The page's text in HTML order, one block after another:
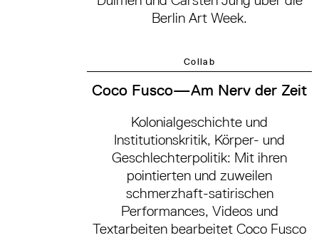
Berlin Art Week.
Collab
Coco Fusco—Am Nerv der Zeit
Kolonialgeschichte und
Institutionskritik, Körper- und
Geschlechterpolitik: Mit ihren
pointierten und zuweilen
schmerzhaft-satirischen
Performances, Videos und
Textarbeiten bearbeitet Coco Fusco